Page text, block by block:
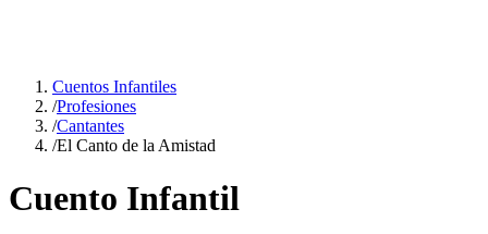
Cuentos Infantiles
/Profesiones
/Cantantes
/El Canto de la Amistad
Cuento Infantil